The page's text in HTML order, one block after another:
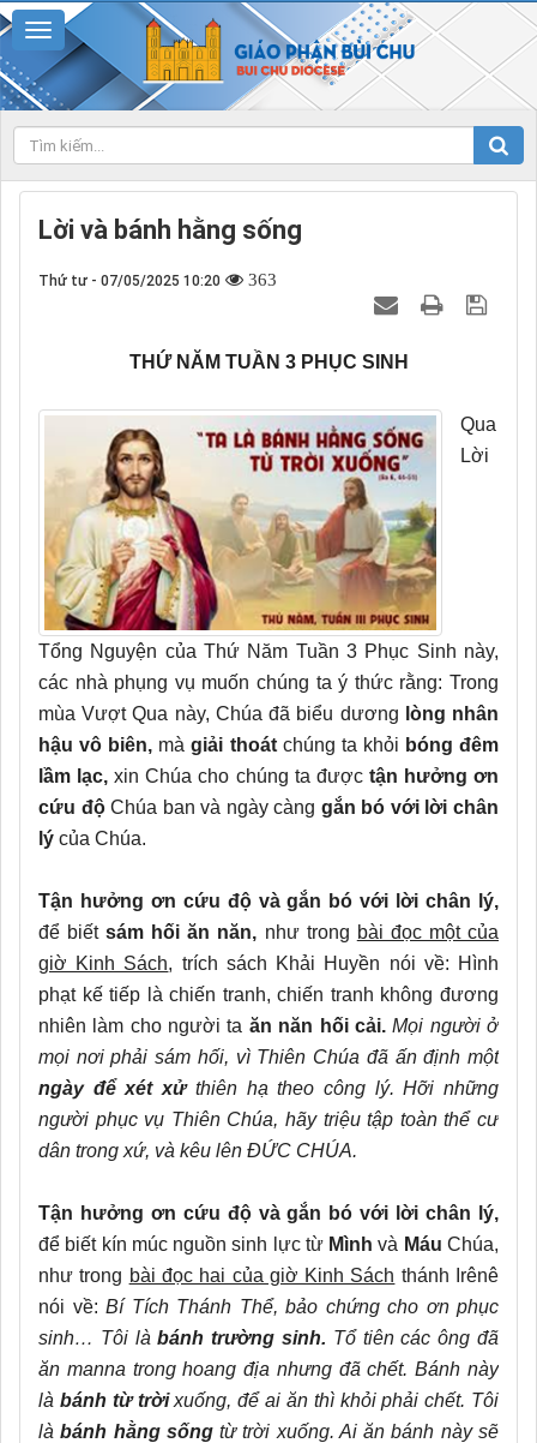
Lời và bánh hằng sống
Thứ tư - 07/05/2025 10:20 363
THỨ NĂM TUẦN 3 PHỤC SINH
Qua
Lời
Tổng Nguyện của Thứ Năm Tuần 3 Phục Sinh này,
các nhà phụng vụ muốn chúng ta ý thức rằng: Trong
mùa Vượt Qua này, Chúa đã biểu dương lòng nhân
hậu vô biên, màgiải thoátchúng ta khỏi bóng đêm
lầm lạc, xin Chúa cho chúng ta được tận hưởng ơn
cứu độChúa ban và ngày càng gắn bó với lời chân
lý của Chúa.
Tận hưởng ơn cứu độ và gắn bó với lời chân lý,
để biếtsám hối ăn năn, như trong bài đọc một của
giờ Kinh Sách, trích sách Khải Huyền nói về: Hình
phạt kế tiếp là chiến tranh, chiến tranh không đương
nhiên làm cho người ta ăn năn hối cải. Mọi người ở
mọi nơi phải sám hối, vì Thiên Chúa đã ấn định một
ngày để xét xửthiên hạ theo công lý. Hỡi những
người phục vụ Thiên Chúa, hãy triệu tập toàn thể cư
dân trong xứ, và kêu lên ĐỨC CHÚA.
Tận hưởng ơn cứu độ và gắn bó với lời chân lý,
để biết kín múc nguồn sinh lực từ Mình và Máu Chúa,
như trong bài đọc hai của giờ Kinh Sách thánh Irênê
nói về: Bí Tích Thánh Thể, bảo chứng cho ơn phục
sinh… Tôi làbánh trường sinh. Tổ tiên các ông đã
ăn manna trong hoang địa nhưng đã chết. Bánh này
là bánh từ trờixuống, để ai ăn thì khỏi phải chết. Tôi
làbánh hằng sốngtừ trời xuống. Ai ăn bánh này sẽ